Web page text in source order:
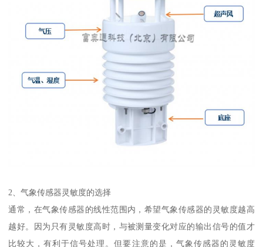
2、气象传感器灵敏度的选择
通常，在气象传感器的线性范围内，希望气象传感器的灵敏度越高
越好。因为只有灵敏度高时，与被测量变化对应的输出信号的值才
比较大，有利于信号处理。但要注意的是，气象传感器的灵敏度